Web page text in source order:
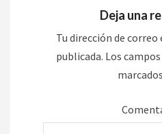
Deja una
Tu dirección de
publicada. Los